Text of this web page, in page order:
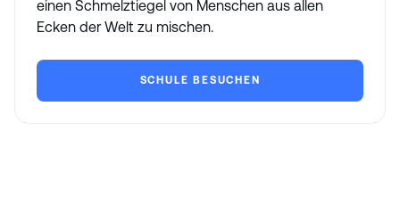
einen Schmelztiegel von Menschen aus allen
Ecken der Welt zu mischen.
SCHULE BESUCHEN